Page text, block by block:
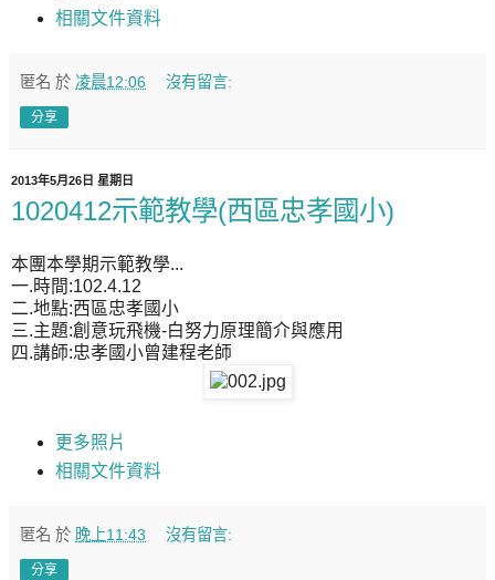
相關文件資料
匿名 於 凌晨12:06 沒有留言:
分享
2013年5月26日 星期日
1020412示範教學(西區忠孝國小)
本團本學期示範教學...
一.時間:102.4.12
二.地點:西區忠孝國小
三.主題:創意玩飛機-白努力原理簡介與應用
四.講師:忠孝國小曾建程老師
更多照片
相關文件資料
匿名 於 晚上11:43 沒有留言:
分享